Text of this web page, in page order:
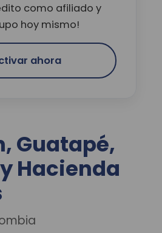
como afiliado y
hoy mismo!
ahora
Guatapé,
Hacienda